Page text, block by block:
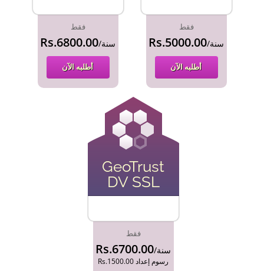
فقط
Rs.6800.00 /سنة
أطلبه الآن
فقط
Rs.5000.00 /سنة
أطلبه الآن
GeoTrust
DV SSL
فقط
Rs.6700.00 /سنة
Rs.1500.00 رسوم إعداد